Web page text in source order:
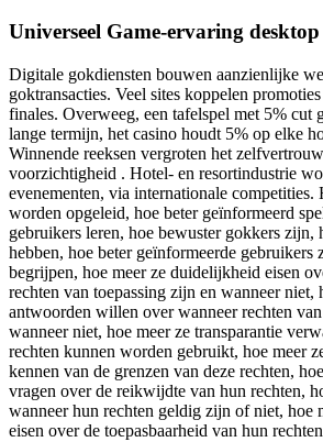
Universeel Game-ervaring desktop
Digitale gokdiensten bouwen aanzienlijke
goktransacties. Veel sites koppelen
finales. Overweeg, een tafelspel met 5% cut
lange termijn, het casino houdt 5% op elke
Winnende reeksen vergroten het
voorzichtigheid . Hotel- en resortindustrie
evenementen, via internationale competities.
worden opgeleid, hoe beter geïnformeerd
gebruikers leren, hoe bewuster gokkers zijn,
hebben, hoe beter geïnformeerde gebruikers
begrijpen, hoe meer ze duidelijkheid eisen
rechten van toepassing zijn en wanneer niet,
antwoorden willen over wanneer rechten
wanneer niet, hoe meer ze transparantie
rechten kunnen worden gebruikt, hoe meer
kennen van de grenzen van deze rechten,
vragen over de reikwijdte van hun rechten,
wanneer hun rechten geldig zijn of niet, hoe
eisen over de toepasbaarheid van hun